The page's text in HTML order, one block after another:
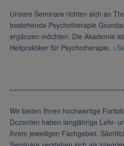
Unsere Seminare richten sich an
bestehende Psychotherapie
ergänzen möchten. Die Akademie
Heilpraktiker für Psychotherapie.
Wir bieten Ihnen hochwertige
Dozenten haben langjährige Lehr-
ihrem jeweiligen Fachgebiet.